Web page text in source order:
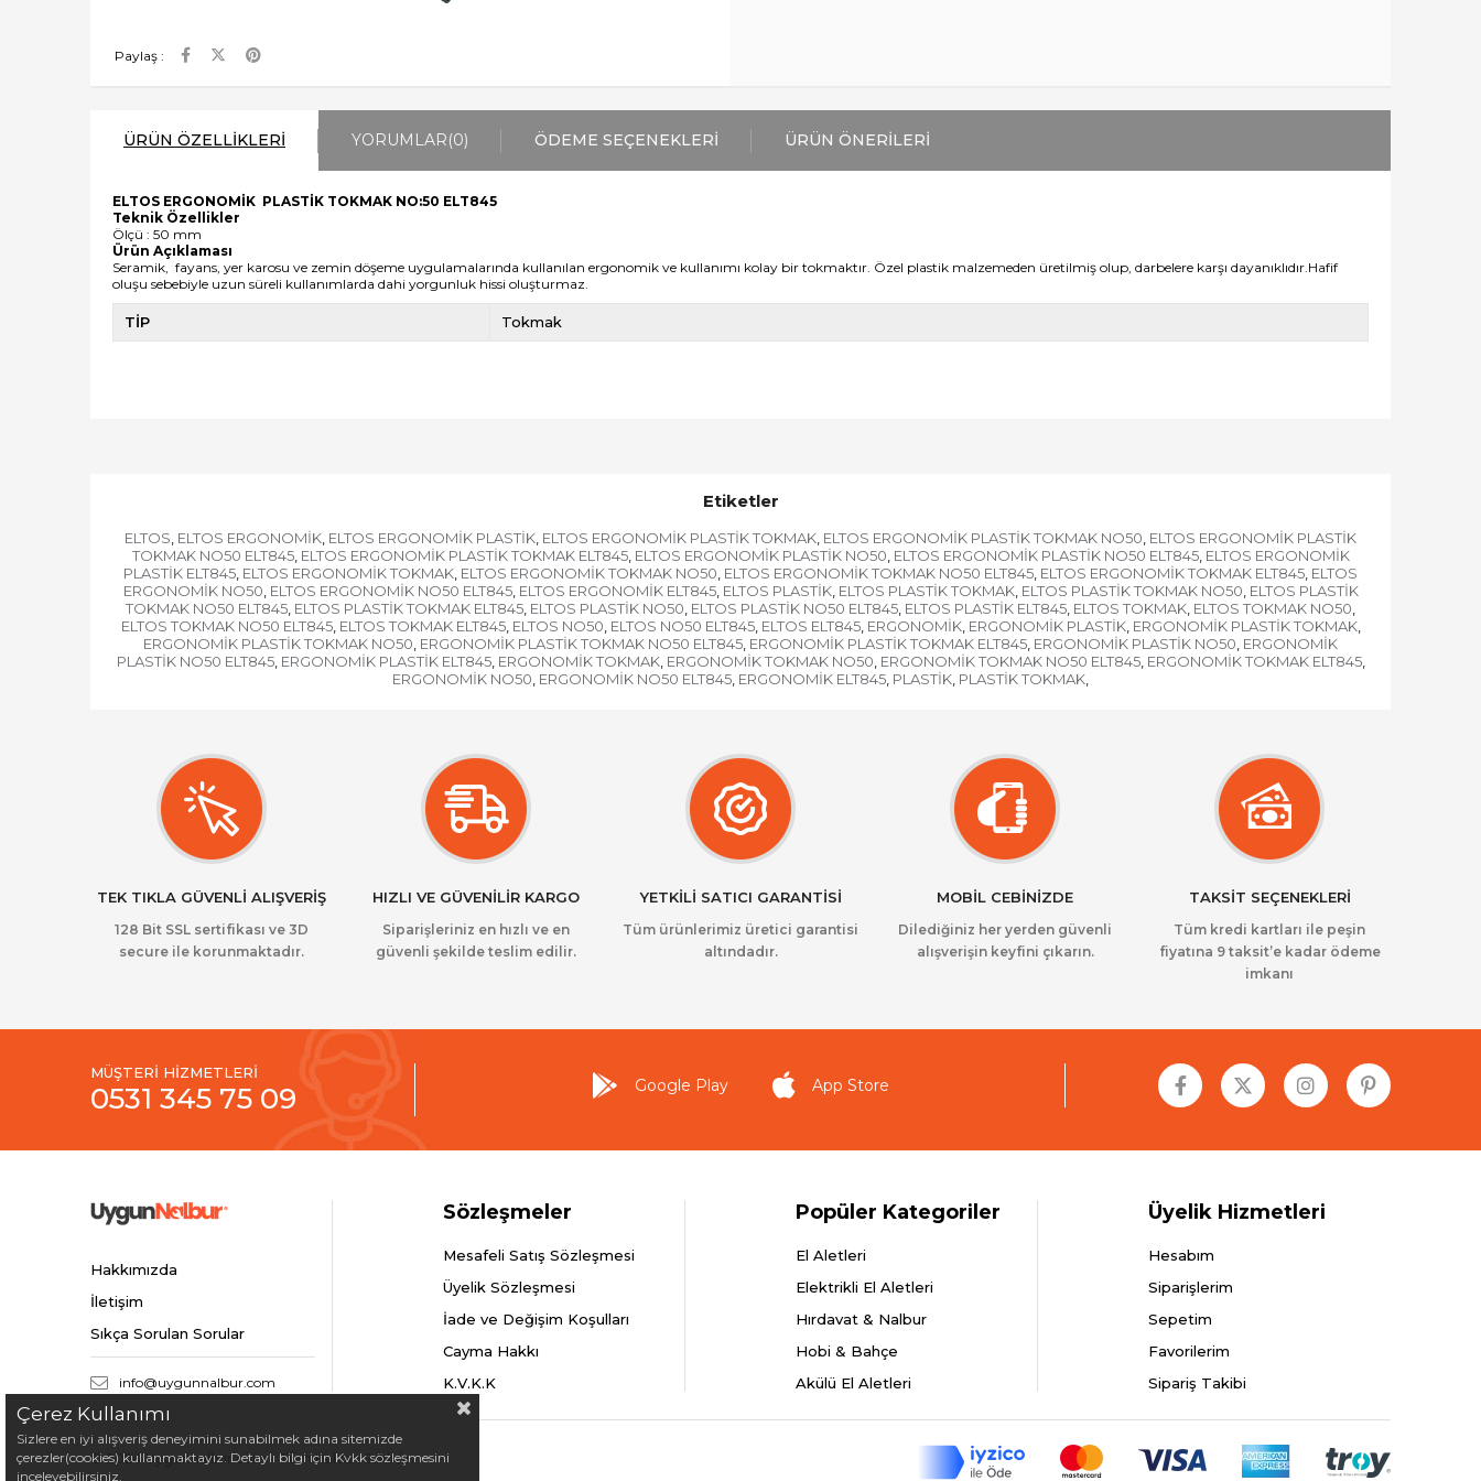
Paylaş :
ÜRÜN ÖZELLIKLERI YORUMLAR(0) ÖDEME SEÇENEKLERI ÜRÜN ÖNERILERI
ELTOS ERGONOMİK PLASTİK TOKMAK NO:50 ELT845
Teknik Özellikler
Ölçü : 50 mm
Ürün Açıklaması
Seramik, fayans, yer karosu ve zemin döşeme uygulamalarında kullanılan ergonomik ve kullanımı kolay bir tokmaktır. Özel plastik malzemeden üretilmiş olup, darbelere karşı dayanıklıdır.Hafif
oluşu sebebiyle uzun süreli kullanımlarda dahi yorgunluk hissi oluşturmaz.
TİP Tokmak
Etiketler
ELTOS, ELTOS ERGONOMİK, ELTOS ERGONOMİK PLASTİK, ELTOS ERGONOMİK PLASTİK TOKMAK, ELTOS ERGONOMİK PLASTİK TOKMAK NO50, ELTOS ERGONOMİK PLASTİK
TOKMAK NO50 ELT845, ELTOS ERGONOMİK PLASTİK TOKMAK ELT845, ELTOS ERGONOMİK PLASTİK NO50, ELTOS ERGONOMİK PLASTİK NO50 ELT845, ELTOS ERGONOMİK
PLASTİK ELT845, ELTOS ERGONOMİK TOKMAK, ELTOS ERGONOMİK TOKMAK NO50, ELTOS ERGONOMİK TOKMAK NO50 ELT845, ELTOS ERGONOMİK TOKMAK ELT845, ELTOS
ERGONOMİK NO50, ELTOS ERGONOMİK NO50 ELT845, ELTOS ERGONOMİK ELT845, ELTOS PLASTİK, ELTOS PLASTİK TOKMAK, ELTOS PLASTİK TOKMAK NO50, ELTOS PLASTİK
TOKMAK NO50 ELT845, ELTOS PLASTİK TOKMAK ELT845, ELTOS PLASTİK NO50, ELTOS PLASTİK NO50 ELT845, ELTOS PLASTİK ELT845, ELTOS TOKMAK, ELTOS TOKMAK NO50,
ELTOS TOKMAK NO50 ELT845, ELTOS TOKMAK ELT845, ELTOS NO50, ELTOS NO50 ELT845, ELTOS ELT845, ERGONOMİK, ERGONOMİK PLASTİK, ERGONOMİK PLASTİK TOKMAK,
ERGONOMİK PLASTİK TOKMAK NO50, ERGONOMİK PLASTİK TOKMAK NO50 ELT845, ERGONOMİK PLASTİK TOKMAK ELT845, ERGONOMİK PLASTİK NO50, ERGONOMİK
PLASTİK NO50 ELT845, ERGONOMİK PLASTİK ELT845, ERGONOMİK TOKMAK, ERGONOMİK TOKMAK NO50, ERGONOMİK TOKMAK NO50 ELT845, ERGONOMİK TOKMAK ELT845,
ERGONOMİK NO50, ERGONOMİK NO50 ELT845, ERGONOMİK ELT845, PLASTİK, PLASTİK TOKMAK,
TEK TIKLA GÜVENLİ ALIŞVERİŞ
128 Bit SSL sertifikası ve 3D
secure ile korunmaktadır.
HIZLI VE GÜVENİLİR KARGO
Siparişleriniz en hızlı ve en
güvenli şekilde teslim edilir.
YETKİLİ SATICI GARANTİSİ
Tüm ürünlerimiz üretici garantisi
altındadır.
MOBİL CEBİNİZDE
Dilediğiniz her yerden güvenli
alışverişin keyfini çıkarın.
TAKSİT SEÇENEKLERİ
Tüm kredi kartları ile peşin
fiyatına 9 taksit’e kadar ödeme
imkanı
MÜŞTERİ HİZMETLERİ
0531 345 75 09 Google Play App Store
Hakkımızda
İletişim
Sıkça Sorulan Sorular
info@uygunnalbur.com
Sözleşmeler
Mesafeli Satış Sözleşmesi
Üyelik Sözleşmesi
İade ve Değişim Koşulları
Cayma Hakkı
K.V.K.K
Popüler Kategoriler
El Aletleri
Elektrikli El Aletleri
Hırdavat & Nalbur
Hobi & Bahçe
Akülü El Aletleri
Üyelik Hizmetleri
Hesabım
Siparişlerim
Sepetim
Favorilerim
Sipariş Takibi
© 2024 Uygunnalbur.com - Tüm Hakları Saklıdır.
Çerez Kullanımı
Sizlere en iyi alışveriş deneyimini sunabilmek adına sitemizde
çerezler(cookies) kullanmaktayız. Detaylı bilgi için Kvkk sözleşmesini
inceleyebilirsiniz.